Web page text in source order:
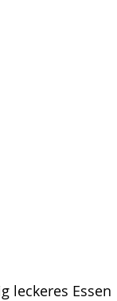
leckeres Essen